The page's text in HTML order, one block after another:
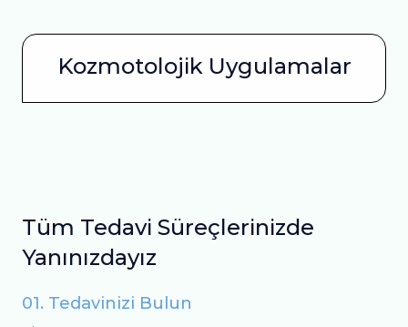
Kozmotolojik Uygulamalar
Tüm Tedavi Süreçlerinizde
Yanınızdayız
01. Tedavinizi Bulun